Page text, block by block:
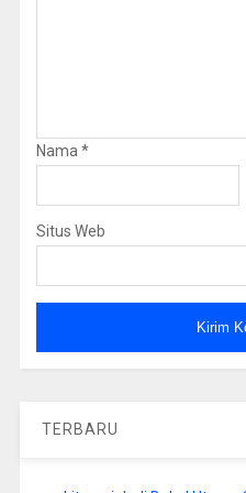
Nama *
Situs Web
TERBARU